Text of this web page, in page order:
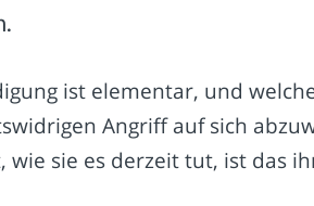
ist elementar, und
Angriff auf sich
wie sie es derzeit tut, ist das